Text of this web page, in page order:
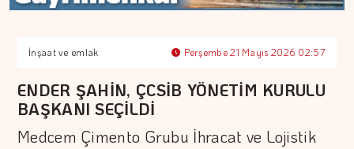
İnşaat ve emlak Perşembe 21 Mayıs 2026 02:57
ENDER ŞAHİN, ÇCSİB YÖNETİM KURULU
BAŞKANI SEÇİLDİ
Medcem Çimento Grubu İhracat ve Lojistik